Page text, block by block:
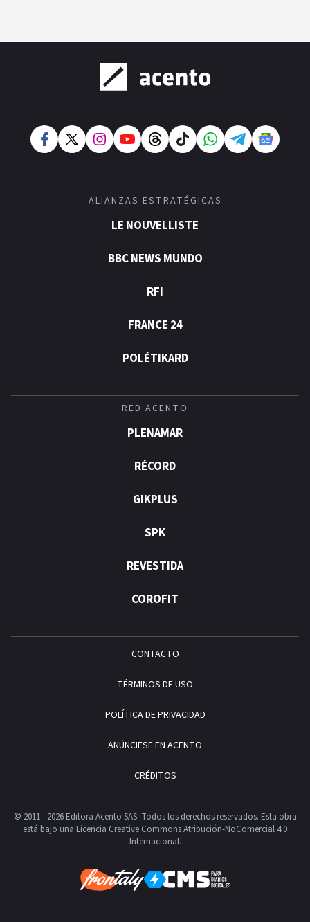
ALIANZAS ESTRATÉGICAS
LE NOUVELLISTE
BBC NEWS MUNDO
RFI
FRANCE 24
POLÉTIKARD
RED ACENTO
PLENAMAR
RÉCORD
GIKPLUS
SPK
REVESTIDA
COROFIT
CONTACTO
TÉRMINOS DE USO
POLÍTICA DE PRIVACIDAD
ANÚNCIESE EN ACENTO
CRÉDITOS
© 2011 - 2026 Editora Acento SAS. Todos los derechos reservados. Esta obra
está bajo una Licencia Creative Commons Atribución-NoComercial 4.0
Internacional.